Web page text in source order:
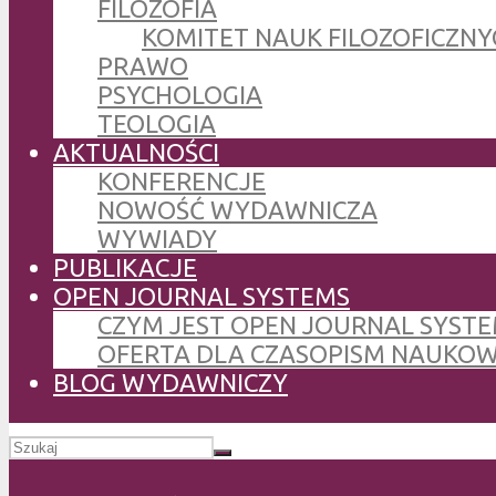
FILOZOFIA
KOMITET NAUK
PRAWO
PSYCHOLOGIA
TEOLOGIA
AKTUALNOŚCI
KONFERENCJE
NOWOŚĆ WYDAWNICZA
WYWIADY
PUBLIKACJE
OPEN JOURNAL SYSTEMS
CZYM JEST OPEN JOURNAL
OFERTA DLA CZASOPISM
BLOG WYDAWNICZY